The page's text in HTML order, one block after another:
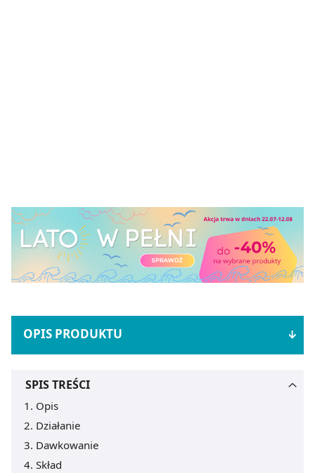
OPIS PRODUKTU
SPIS TREŚCI
Opis
Działanie
Dawkowanie
Skład